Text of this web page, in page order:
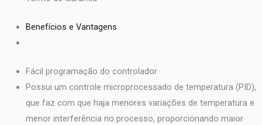
Benefícios e Vantagens
Fácil programação do controlador
Possui um controle microprocessado de temperatura (PID),
que faz com que haja menores variações de temperatura e
menor interferência no processo, proporcionando maior